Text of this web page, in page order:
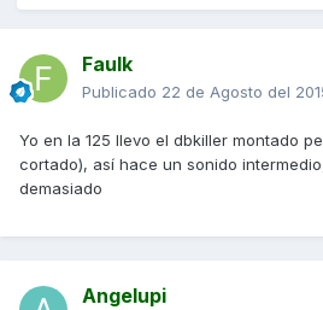
Faulk
Publicado 22 de Agosto del
Yo en la 125 llevo el dbkiller montado
cortado), así hace un sonido
demasiado
Angelupi